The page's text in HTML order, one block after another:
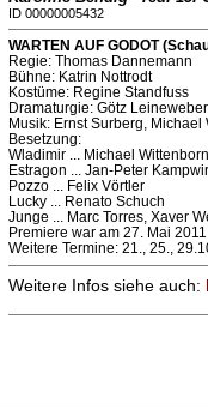
ID 00000005432
WARTEN AUF GODOT
Regie: Thomas Dannemann
Bühne: Katrin Nottrodt
Kostüme: Regine Standfuss
Dramaturgie: Götz Leineweber
Musik: Ernst Surberg, Michael
Besetzung:
Wladimir ... Michael Wittenborn
Estragon ... Jan-Peter
Pozzo ... Felix Vörtler
Lucky ... Renato Schuch
Junge ... Marc Torres, Xaver
Premiere war am 27. Mai 2011
Weitere Termine: 21., 25.,
Weitere Infos siehe auch: